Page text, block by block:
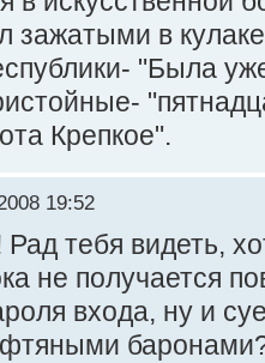
зажатыми в
"Была
Крепкое".
19:52
тебя видеть,
не получается
входа, ну и